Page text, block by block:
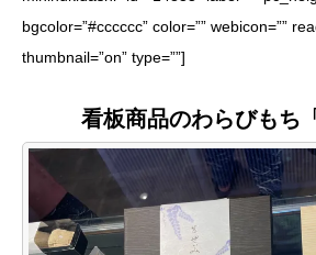
bgcolor=”#cccccc” color=”” webicon=””
thumbnail=”on” type=””]
看板商品のわらびもち